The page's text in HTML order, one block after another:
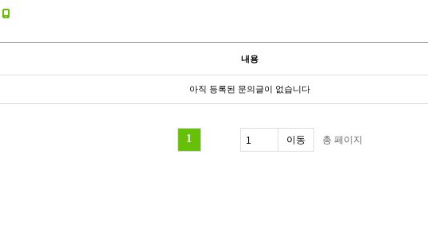
내용
아직 등록된 문의글이 없습니다
1 총 페이지